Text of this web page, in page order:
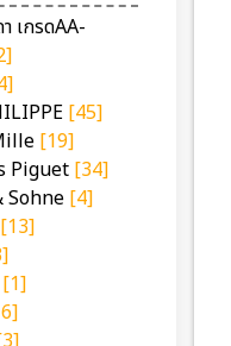
เกรดAA-
[45]
[19]
Piguet [34]
Sohne [4]
[13]
[1]